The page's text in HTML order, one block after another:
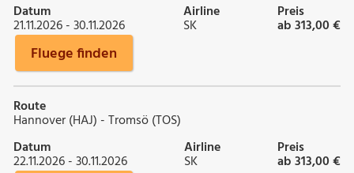
Datum
21.11.2026 - 30.11.2026
Airline
SK
Preis
ab 313,00 €
Fluege finden
Route
Hannover (HAJ) - Tromsö (TOS)
Datum
22.11.2026 - 30.11.2026
Airline
SK
Preis
ab 313,00 €